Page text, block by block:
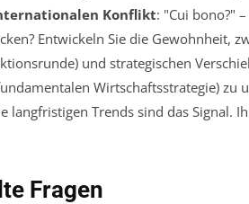
Konflikt: "Cui bono?"
Entwickeln Sie die Gewohnheit,
und strategischen
Wirtschaftsstrategie) zu
langfristigen Trends sind das Signal.
Fragen